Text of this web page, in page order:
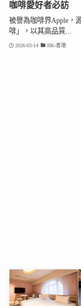
咖啡愛好者必訪
被譽為咖啡界Apple，
啡」，以其高品質...
2026-03-14 HK-香港